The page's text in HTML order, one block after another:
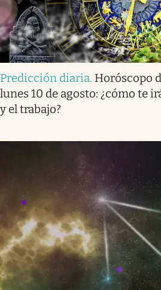
Predicción diaria. Horóscopo
lunes 10 de agosto: ¿cómo te
y el trabajo?